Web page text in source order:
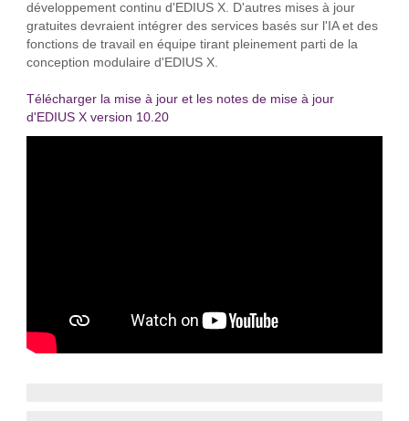
développement continu d'EDIUS X. D'autres mises à jour
gratuites devraient intégrer des services basés sur l'IA et des
fonctions de travail en équipe tirant pleinement parti de la
conception modulaire d'EDIUS X.
Télécharger la mise à jour et les notes de mise à jour
d'EDIUS X version 10.20